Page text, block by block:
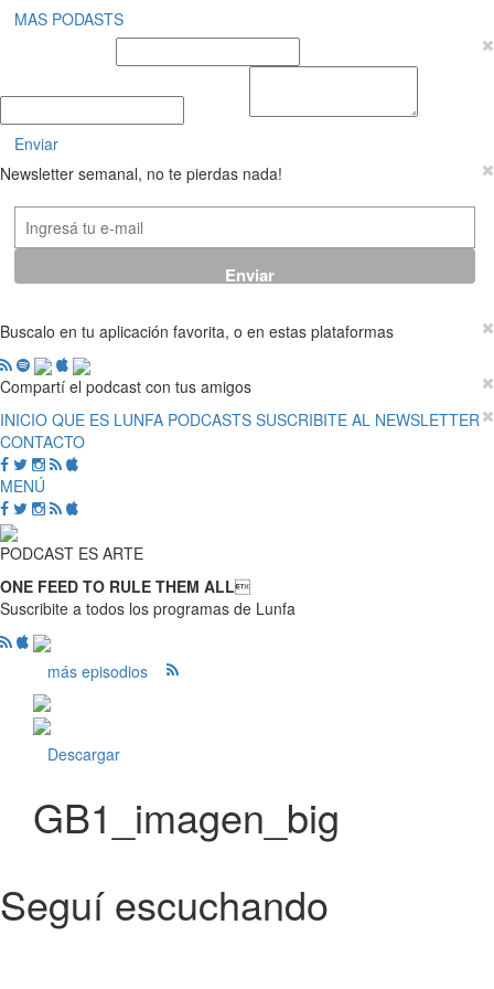
MAS PODASTS
Enviar
Newsletter semanal, no te pierdas nada!
Buscalo en tu aplicación favorita, o en estas plataformas
Compartí el podcast con tus amigos
INICIO QUE ES LUNFA PODCASTS SUSCRIBITE AL NEWSLETTER
CONTACTO
MENÚ
PODCAST ES ARTE
ONE FEED TO RULE THEM ALL
Suscribite a todos los programas de Lunfa
más episodios
Descargar
GB1_imagen_big
Seguí escuchando